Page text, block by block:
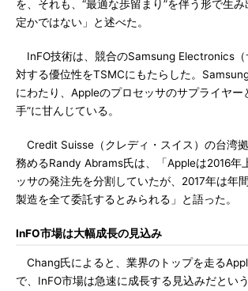
を、それも、“最適な歩留まり”を伴う形で生
定かではない」と述べた。
InFO技術は、競合のSamsung Electronics（
対する優位性をTSMCにもたらした。
にわたり、Appleのプロセッサのサプライヤー
手”に甘んじている。
Credit Suisse（クレディ・スイス）の台湾
務めるRandy Abrams氏は、「Appleは2016年
ッサの発注先を分割していたが、2017年は年
製造を全て委託するとみられる」と語った。
InFO市場は大幅成長の見込み
Chang氏によると、業界のトップを走る
で、InFO市場は急速に成長する見込みだとい